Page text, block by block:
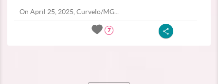
On April 25, 2025, Curvelo/MG...
7